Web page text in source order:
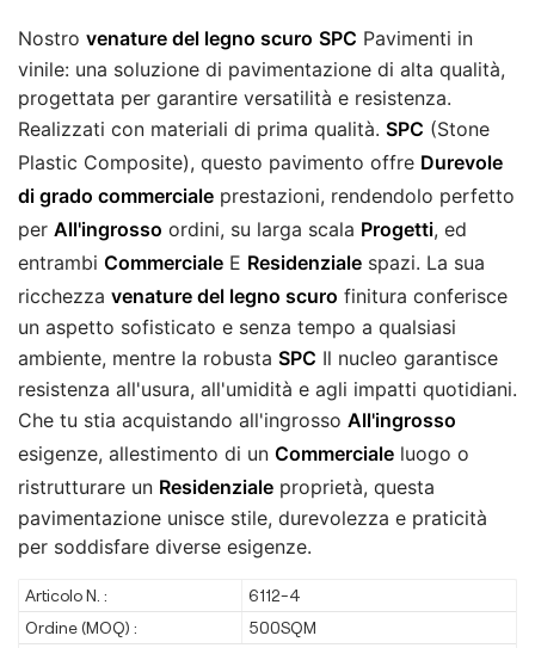
Nostro venature del legno scuro SPC Pavimenti in
vinile: una soluzione di pavimentazione di alta qualità,
progettata per garantire versatilità e resistenza.
Realizzati con materiali di prima qualità. SPC (Stone
Plastic Composite), questo pavimento offre Durevole
di grado commerciale prestazioni, rendendolo perfetto
per All'ingrosso ordini, su larga scala Progetti, ed
entrambi Commerciale E Residenziale spazi. La sua
ricchezza venature del legno scuro finitura conferisce
un aspetto sofisticato e senza tempo a qualsiasi
ambiente, mentre la robusta SPC Il nucleo garantisce
resistenza all'usura, all'umidità e agli impatti quotidiani.
Che tu stia acquistando all'ingrosso All'ingrosso
esigenze, allestimento di un Commerciale luogo o
ristrutturare un Residenziale proprietà, questa
pavimentazione unisce stile, durevolezza e praticità
per soddisfare diverse esigenze.
Articolo N. :
6112-4
Ordine (MOQ) :
500SQM